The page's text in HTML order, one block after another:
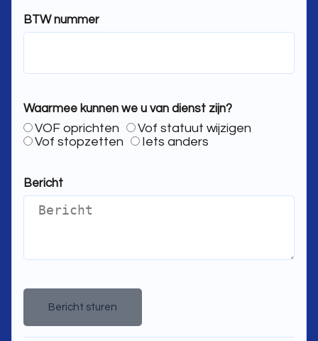
BTW nummer
Waarmee kunnen we u van dienst zijn?
VOF oprichten
Vof statuut wijzigen
Vof stopzetten
Iets anders
Bericht
Bericht sturen